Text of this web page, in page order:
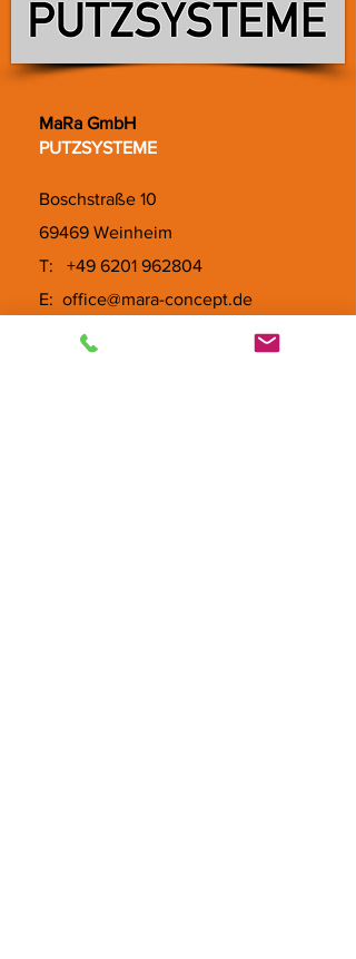
MaRa GmbH
PUTZSYSTEME
Boschstraße 10
69469 Weinheim
T: +49 6201 962804
E: office@mara-concept.de